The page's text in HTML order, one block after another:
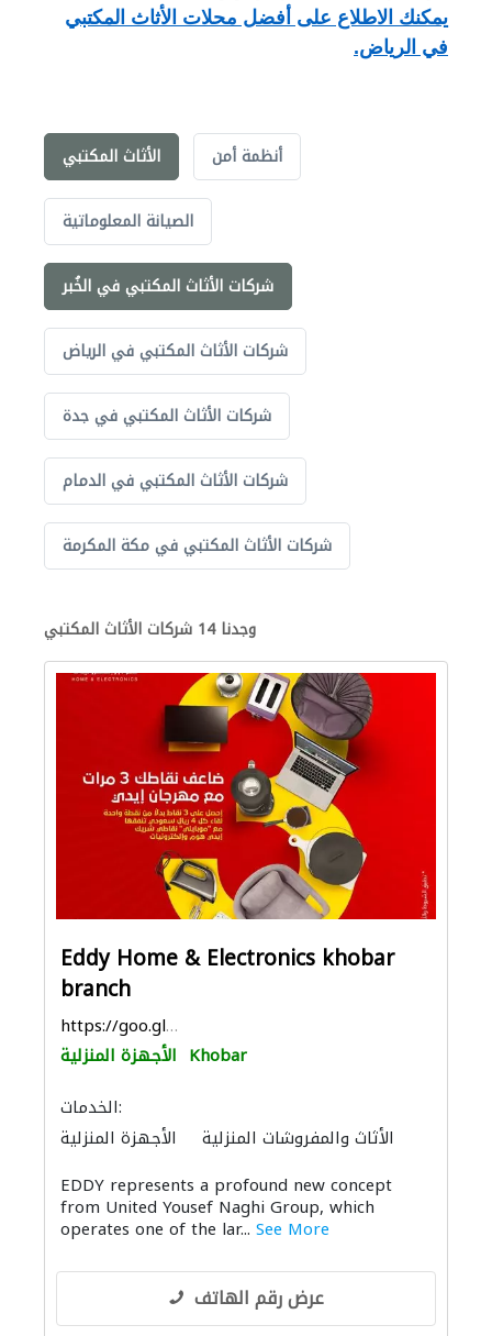
يمكنك الاطلاع على أفضل محلات الأثاث المكتبي
في الرياض.
الأثاث المكتبي أنظمة أمن
الصيانة المعلوماتية
شركات الأثاث المكتبي في الخُبر
شركات الأثاث المكتبي في الرياض
شركات الأثاث المكتبي في جدة
شركات الأثاث المكتبي في الدمام
شركات الأثاث المكتبي في مكة المكرمة
وجدنا 14 شركات الأثاث المكتبي
Eddy Home & Electronics khobar
branch
https://goo.gl/maps/asbQmE8P5VyMWY9z9
الأجهزة المنزلية Khobar
الخدمات:
الأجهزة المنزلية
الأثاث والمفروشات المنزلية
الحمامات والمطابخ الصوتيات
EDDY represents a profound new concept
from United Yousef Naghi Group, which
operates one of the lar... See More
عرض رقم الهاتف